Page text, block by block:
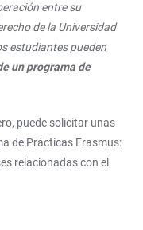
entre su
de la Universidad
estudiantes pueden
un programa de
puede solicitar unas
de Prácticas Erasmus:
relacionadas con el